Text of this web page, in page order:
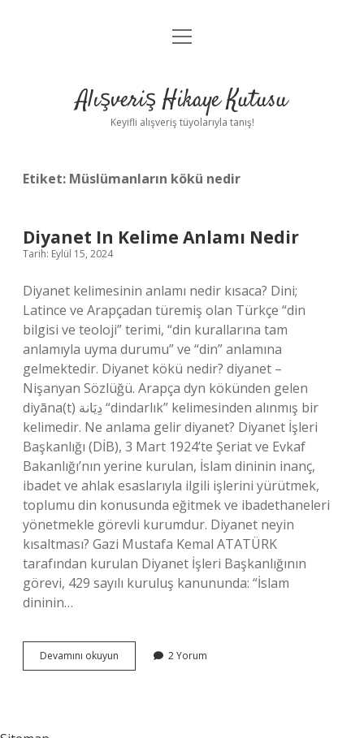
Anasayfa
Yasal Uyarı
menüyü
Alışveriş Hikaye Kutusu
Keyifli alışveriş tüyolarıyla tanış!
Etiket: Müslümanların kökü nedir
Diyanet In Kelime Anlamı Nedir
Tarih: Eylül 15, 2024
Diyanet kelimesinin anlamı nedir kısaca? Dini;
Latince ve Arapçadan türemiş olan Türkçe “din
bilgisi ve teoloji” terimi, “din kurallarına tam
anlamıyla uyma durumu” ve “din” anlamına
gelmektedir. Diyanet kökü nedir? diyanet –
Nişanyan Sözlüğü. Arapça dyn kökünden gelen
diyāna(t) دِيَانة “dindarlık” kelimesinden alınmış bir
kelimedir. Ne anlama gelir diyanet? Diyanet İşleri
Başkanlığı (DİB), 3 Mart 1924’te Şeriat ve Evkaf
Bakanlığı’nın yerine kurulan, İslam dininin inanç,
ibadet ve ahlak esaslarıyla ilgili işlerini yürütmek,
toplumu din konusunda eğitmek ve ibadethaneleri
yönetmekle görevli kurumdur. Diyanet neyin
kısaltması? Gazi Mustafa Kemal ATATÜRK
tarafından kurulan Diyanet İşleri Başkanlığının
görevi, 429 sayılı kuruluş kanununda: “İslam
dininin…
Devamını okuyun
In
2 Yorum